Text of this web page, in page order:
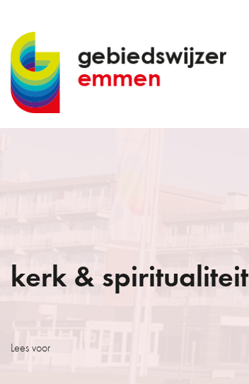
kerk & spiritualiteit
Lees voor